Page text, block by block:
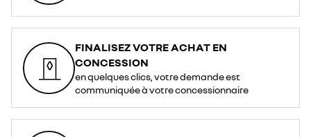
FINALISEZ VOTRE ACHAT EN
CONCESSION
en quelques clics, votre demande est
communiquée à votre concessionnaire